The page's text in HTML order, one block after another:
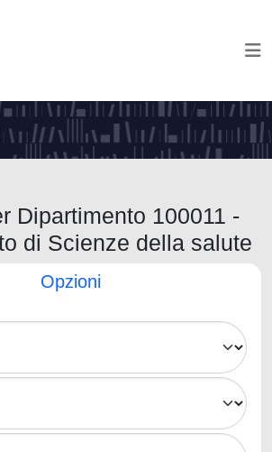
Dipartimento 100011 -
di Scienze della salute
Opzioni